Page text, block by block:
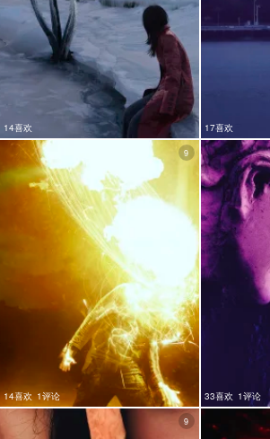
14喜欢 17喜欢
14喜欢 1评论
9
33喜欢 1评论
9